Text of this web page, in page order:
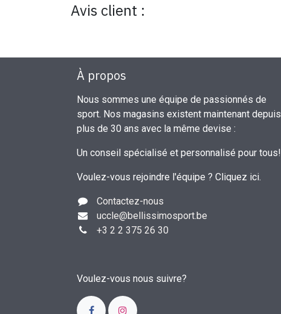
Avis client :
À propos
Nous sommes une équipe de passionnés de
sport. Nos magasins existent maintenant depuis
plus de 30 ans avec la même devise :
Un conseil spécialisé et personnalisé pour tous!
Voulez-vous rejoindre l'équipe ? Cliquez ici.
Contactez-nous
uccle@bellissimosport.be
+3 2 2 375 26 30
Voulez-vous nous suivre?